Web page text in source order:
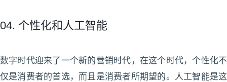
04. 个性化和人工智能
数字时代迎来了一个新的营销时代，在这个时代，个性化不
仅是消费者的首选，而且是消费者所期望的。人工智能是这